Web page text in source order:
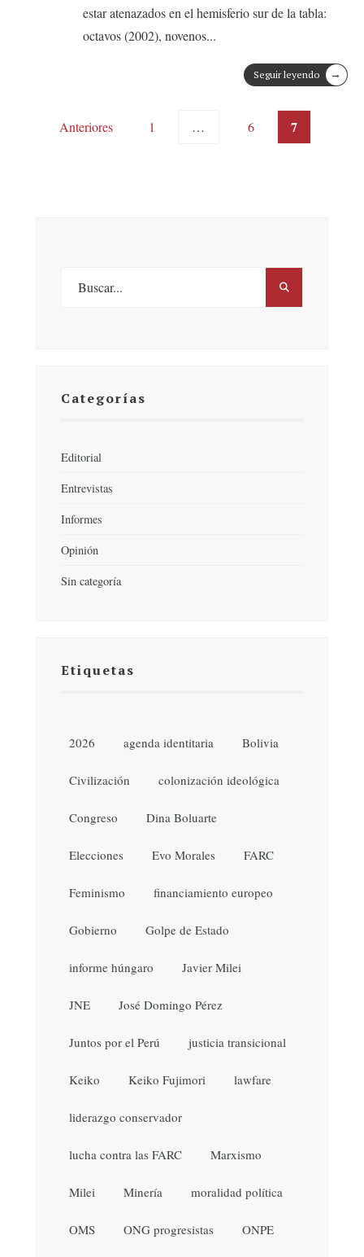
estar atenazados en el hemisferio sur de la tabla:
octavos (2002), novenos...
Seguir leyendo →
PostsAnteriores 1 … 6 7
Categorías
Editorial
Entrevistas
Informes
Opinión
Sin categoría
Etiquetas
2026 agenda identitaria Bolivia
Civilización colonización ideológica
Congreso Dina Boluarte
Elecciones Evo Morales FARC
Feminismo financiamiento europeo
Gobierno Golpe de Estado
informe húngaro Javier Milei
JNE José Domingo Pérez
Juntos por el Perú justicia transicional
Keiko Keiko Fujimori lawfare
liderazgo conservador
lucha contra las FARC Marxismo
Milei Minería moralidad política
OMS ONG progresistas ONPE